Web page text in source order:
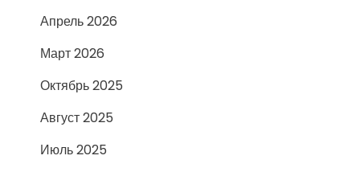
Апрель 2026
Март 2026
Октябрь 2025
Август 2025
Июль 2025